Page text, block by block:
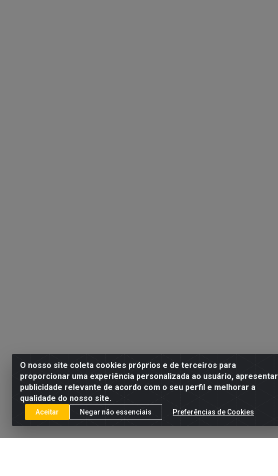
O nosso site coleta cookies próprios e de terceiros para
proporcionar uma experiência personalizada ao usuário, apresentar
publicidade relevante de acordo com o seu perfil e melhorar a
qualidade do nosso site.
Aceitar Negar não essenciais Preferências de Cookies